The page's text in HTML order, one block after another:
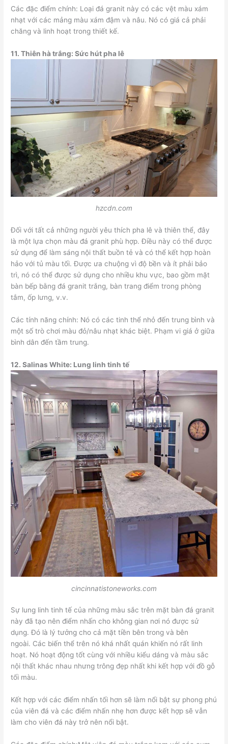
Các đặc điểm chính: Loại đá granit này có các vệt màu xám
nhạt với các mảng màu xám đậm và nâu. Nó có giá cả phải
chăng và linh hoạt trong thiết kế.
11.Thiên hà trắng: Sức hút pha lê
hzcdn.com
Đối với tất cả những người yêu thích pha lê và thiên thể, đây
là một lựa chọn màu đá granit phù hợp. Điều này có thể được
sử dụng để làm sáng nội thất buồn tẻ và có thể kết hợp hoàn
hảo với tủ màu tối. Được ưa chuộng vì độ bền và ít phải bảo
trì, nó có thể được sử dụng cho nhiều khu vực, bao gồm mặt
bàn bếp bằng đá granit trắng, bàn trang điểm trong phòng
tắm, ốp lưng, v.v.
Các tính năng chính: Nó có các tinh thể nhỏ đến trung bình và
một số trò chơi màu đỏ/nâu nhạt khác biệt. Phạm vi giá ở giữa
bình dân đến tầm trung.
12.Salinas White: Lung linh tinh tế
cincinnatistoneworks.com
Sự lung linh tinh tế của những màu sắc trên mặt bàn đá granit
này đã tạo nên điểm nhấn cho không gian nơi nó được sử
dụng. Đó là lý tưởng cho cả mặt tiền bên trong và bên
ngoài. Các biến thể trên nó khá nhất quán khiến nó rất linh
hoạt. Nó hoạt động tốt cùng với nhiều kiểu dáng và màu sắc
nội thất khác nhau nhưng trông đẹp nhất khi kết hợp với đồ gỗ
tối màu.
Kết hợp với các điểm nhấn tối hơn sẽ làm nổi bật sự phong phú
của viên đá và các điểm nhấn nhẹ hơn được kết hợp sẽ vẫn
làm cho viên đá này trở nên nổi bật.